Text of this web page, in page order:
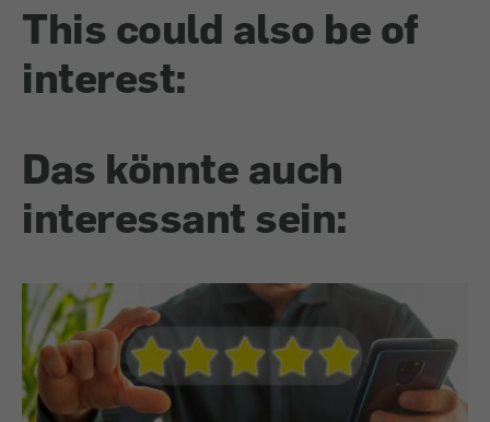
This could also be of
interest:
Das könnte auch
interessant sein: